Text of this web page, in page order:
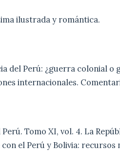
ilustrada y romántica.
del Perú: ¿guerra colonial o
internacionales.
Tomo XI, vol. 4. La
el Perú y Bolivia: recursos